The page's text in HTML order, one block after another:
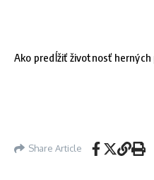
Ako predĺžiť životnosť herných
Share Article